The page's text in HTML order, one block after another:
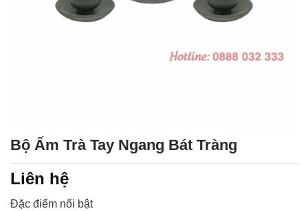
Bộ Ấm Trà Tay Ngang Bát Tràng
Liên hệ
Đặc điểm nổi bật